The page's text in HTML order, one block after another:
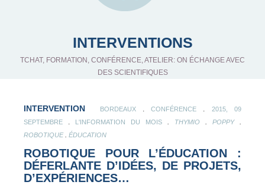
INTERVENTIONS
TCHAT, FORMATION, CONFÉRENCE, ATELIER: ON ÉCHANGE AVEC
DES SCIENTIFIQUES
INTERVENTION BORDEAUX.CONFÉRENCE
2015, 09
SEPTEMBRE
L'INFORMATION DU MOIS THYMIO POPPY.
ROBOTIQUE. ÉDUCATION
ROBOTIQUE POUR L’ÉDUCATION :
DÉFERLANTE D’IDÉES, DE PROJETS,
D’EXPÉRIENCES…